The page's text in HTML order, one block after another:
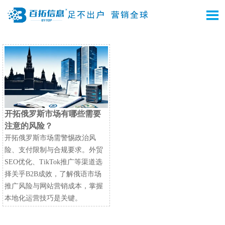

开拓俄罗斯市场有哪些需要
注意的风险？
开拓俄罗斯市场需警惕政治风
险、支付限制与合规要求。外贸
SEO优化、TikTok推广等渠道选
择关乎B2B成效，了解俄语市场
推广风险与网站营销成本，掌握
本地化运营技巧是关键。